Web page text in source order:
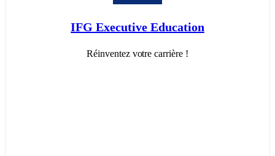
IFG Executive Education
Réinventez votre carrière !